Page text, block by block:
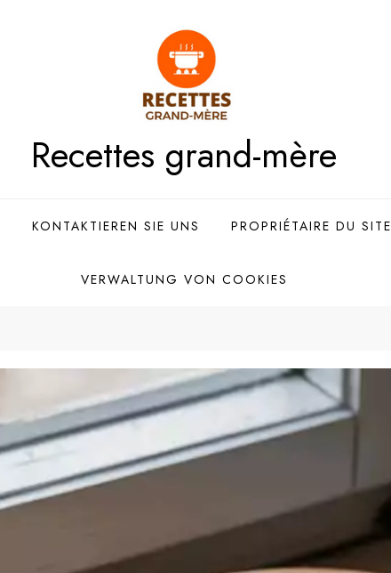
Recettes grand-mère
KONTAKTIEREN SIE UNS PROPRIÉTAIRE DU SITE
VERWALTUNG VON COOKIES